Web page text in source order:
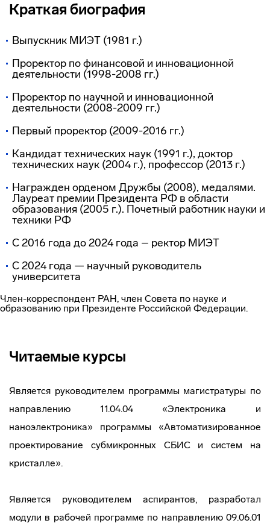
Краткая биография
Выпускник МИЭТ (1981 г.)
Проректор по финансовой и инновационной
деятельности (1998-2008 гг.)
Проректор по научной и инновационной
деятельности (2008-2009 гг.)
Первый проректор (2009-2016 гг.)
Кандидат технических наук (1991 г.), доктор
технических наук (2004 г.), профессор (2013 г.)
Награжден орденом Дружбы (2008), медалями.
Лауреат премии Президента РФ в области
образования (2005 г.). Почетный работник науки и
техники РФ
C 2016 года до 2024 года – ректор МИЭТ
С 2024 года — научный руководитель
университета
Член-корреспондент РАН, член Совета по науке и
образованию при Президенте Российской Федерации.
Читаемые курсы
Является руководителем программы магистратуры по
направлению 11.04.04 «Электроника и
наноэлектроника» программы «Автоматизированное
проектирование субмикронных СБИС и систем на
кристалле».
Является руководителем аспирантов, разработал
модули в рабочей программе по направлению 09.06.01